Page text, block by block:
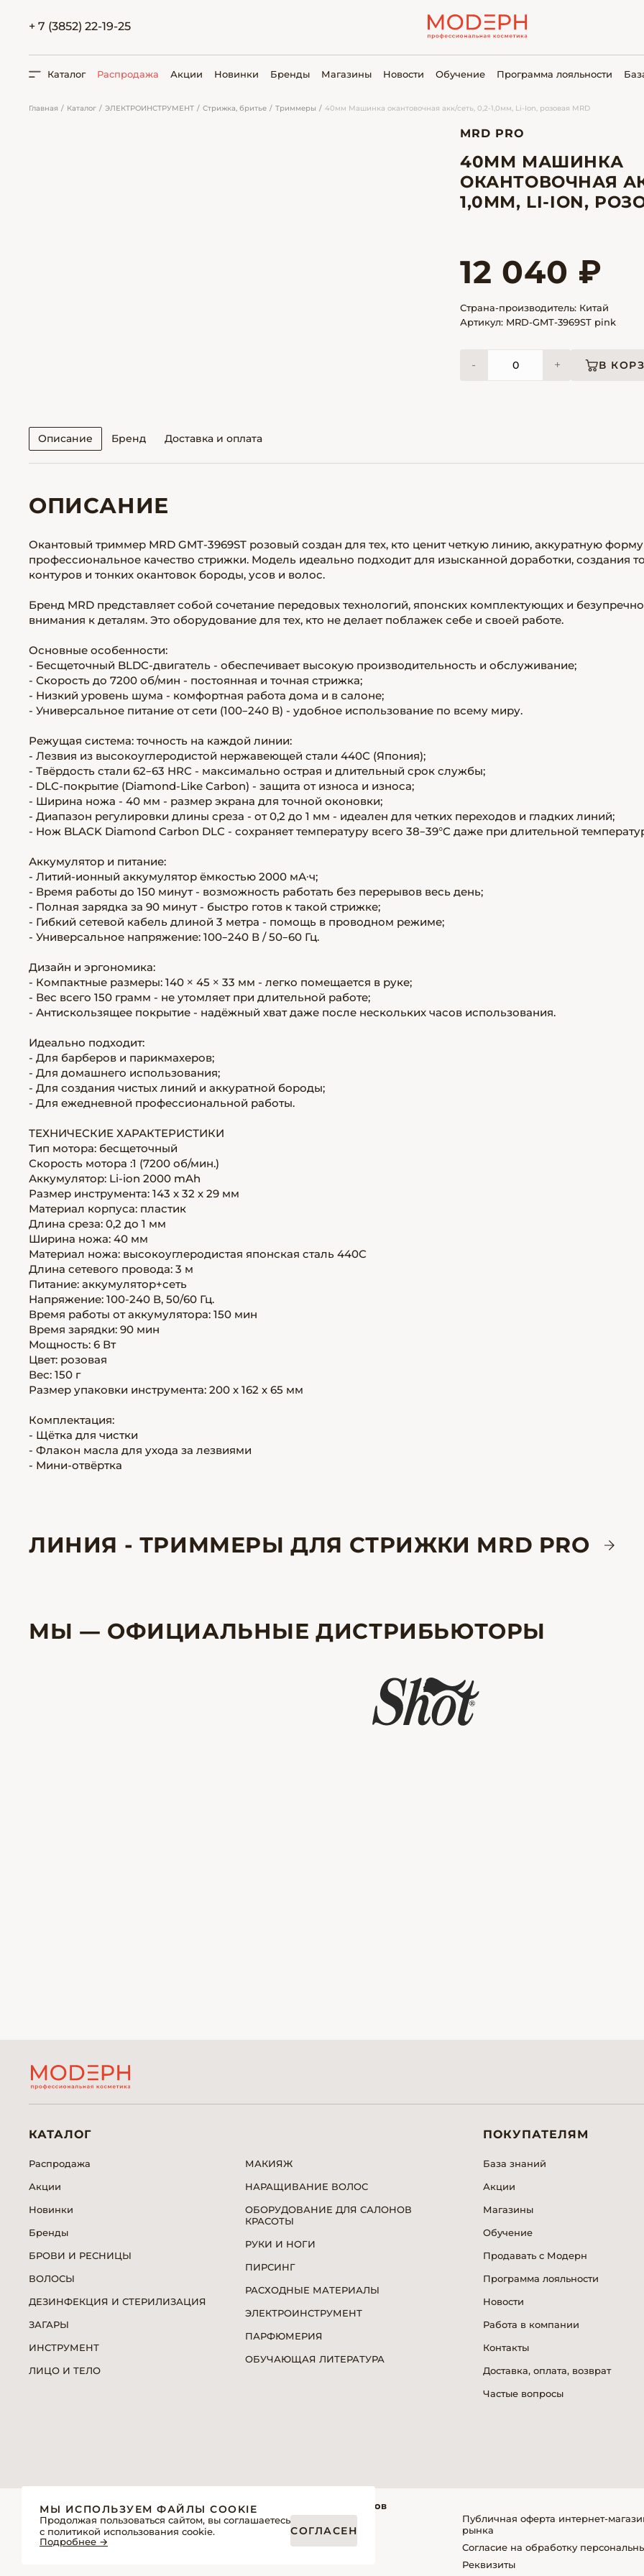
+ 7 (3852) 22-19-25
Каталог Распродажа Акции Новинки Бренды Магазины Новости Обучение Программа лояльности
Главная Каталог ЭЛЕКТРОИНСТРУМЕНТ Стрижка, бритье Триммеры 40мм Машинка окантовочная акк/сеть, 0,2-1,0мм, Li-Ion, розовая MRD
MRD PRO
40ММ МАШИНКА
ОКАНТОВОЧНАЯ
1,0ММ, LI-ION,
12 040 ₽
Страна-производитель: Китай
Артикул: MRD-GMT-3969ST pink
- + В
Описание Бренд Доставка и оплата
ОПИСАНИЕ
Окантовый триммер MRD GMT-3969ST розовый создан для тех, кто ценит четкую линию, аккуратную
профессиональное качество стрижки. Модель идеально подходит для изысканной доработки, создания
контуров и тонких окантовок бороды, усов и волос.
Бренд MRD представляет собой сочетание передовых технологий, японских комплектующих и
внимания к деталям. Это оборудование для тех, кто не делает поблажек себе и своей работе.
Основные особенности:
- Бесщеточный BLDC-двигатель - обеспечивает высокую производительность и обслуживание;
- Скорость до 7200 об/мин - постоянная и точная стрижка;
- Низкий уровень шума - комфортная работа дома и в салоне;
- Универсальное питание от сети (100–240 В) - удобное использование по всему миру.
Режущая система: точность на каждой линии:
- Лезвия из высокоуглеродистой нержавеющей стали 440С (Япония);
- Твёрдость стали 62–63 HRC - максимально острая и длительный срок службы;
- DLC-покрытие (Diamond-Like Carbon) - защита от износа и износа;
- Ширина ножа - 40 мм - размер экрана для точной оконовки;
- Диапазон регулировки длины среза - от 0,2 до 1 мм - идеален для четких переходов и гладких линий;
- Нож BLACK Diamond Carbon DLC - сохраняет температуру всего 38–39°C даже при длительной
Аккумулятор и питание:
- Литий-ионный аккумулятор ёмкостью 2000 мА·ч;
- Время работы до 150 минут - возможность работать без перерывов весь день;
- Полная зарядка за 90 минут - быстро готов к такой стрижке;
- Гибкий сетевой кабель длиной 3 метра - помощь в проводном режиме;
- Универсальное напряжение: 100–240 В / 50–60 Гц.
Дизайн и эргономика:
- Компактные размеры: 140 × 45 × 33 мм - легко помещается в руке;
- Вес всего 150 грамм - не утомляет при длительной работе;
- Антискользящее покрытие - надёжный хват даже после нескольких часов использования.
Идеально подходит:
- Для барберов и парикмахеров;
- Для домашнего использования;
- Для создания чистых линий и аккуратной бороды;
- Для ежедневной профессиональной работы.
ТЕХНИЧЕСКИЕ ХАРАКТЕРИСТИКИ
Тип мотора: бесщеточный
Скорость мотора :1 (7200 об/мин.)
Аккумулятор: Li-ion 2000 mAh
Размер инструмента: 143 х 32 х 29 мм
Материал корпуса: пластик
Длина среза: 0,2 до 1 мм
Ширина ножа: 40 мм
Материал ножа: высокоуглеродистая японская сталь 440C
Длина сетевого провода: 3 м
Питание: аккумулятор+сеть
Напряжение: 100-240 В, 50/60 Гц.
Время работы от аккумулятора: 150 мин
Время зарядки: 90 мин
Мощность: 6 Вт
Цвет: розовая
Вес: 150 г
Размер упаковки инструмента: 200 х 162 х 65 мм
Комплектация:
- Щётка для чистки
- Флакон масла для ухода за лезвиями
- Мини-отвёртка
ЛИНИЯ - ТРИММЕРЫ ДЛЯ СТРИЖКИ MRD PRO
МЫ — ОФИЦИАЛЬНЫЕ ДИСТРИБЬЮТОРЫ
КАТАЛОГ
Распродажа
Акции
Новинки
Бренды
БРОВИ И РЕСНИЦЫ
ВОЛОСЫ
ДЕЗИНФЕКЦИЯ И СТЕРИЛИЗАЦИЯ
ЗАГАРЫ
ИНСТРУМЕНТ
ЛИЦО И ТЕЛО
МАКИЯЖ
НАРАЩИВАНИЕ ВОЛОС
ОБОРУДОВАНИЕ ДЛЯ САЛОНОВ
КРАСОТЫ
РУКИ И НОГИ
ПИРСИНГ
РАСХОДНЫЕ МАТЕРИАЛЫ
ЭЛЕКТРОИНСТРУМЕНТ
ПАРФЮМЕРИЯ
ОБУЧАЮЩАЯ ЛИТЕРАТУРА
ПОКУПАТЕЛЯМ
База знаний
Акции
Магазины
Обучение
Продавать с Модерн
Программа лояльности
Новости
Работа в компании
Контакты
Доставка, оплата, возврат
Частые вопросы
© 2026 «Модерн»— Косметика и оборудование для профессионалов
Политика обработки персональных данных
Пользовательское соглашение
Публичная оферта интернет-
рынка
Согласие на обработку
Реквизиты
МЫ ИСПОЛЬЗУЕМ ФАЙЛЫ COOKIE
Продолжая пользоваться сайтом, вы соглашаетесь
с политикой использования cookie.
Подробнее →
СОГЛАСЕН